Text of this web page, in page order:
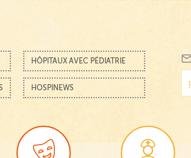
HÔPITAUX AVEC PÉDIATRIE
HOSPINEWS